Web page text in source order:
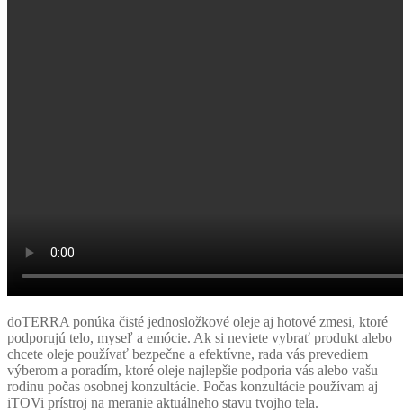
dōTERRA ponúka čisté jednosložkové oleje aj hotové zmesi, ktoré
podporujú telo, myseľ a emócie. Ak si neviete vybrať produkt alebo
chcete oleje používať bezpečne a efektívne, rada vás prevediem
výberom a poradím, ktoré oleje najlepšie podporia vás alebo vašu
rodinu počas osobnej konzultácie. Počas konzultácie používam aj
iTOVi prístroj na meranie aktuálneho stavu tvojho tela.